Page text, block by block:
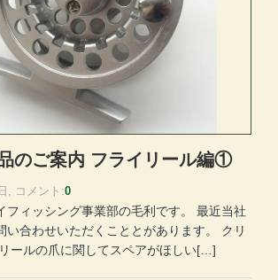
のご案内 フライリール編①
, コメント:0
フィッシング事業部の毛利です。 最近当社
い合わせいただくこととがあります。 クリ
ールの爪に関してスペアがほしい[…]